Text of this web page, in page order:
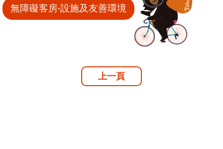
無障礙客房‧設施及友善環境
上一頁